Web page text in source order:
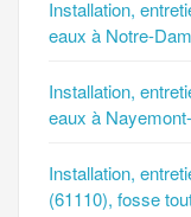
Installation,
eaux à Notre-
Installation,
eaux à
Installation,
(61110), fosse